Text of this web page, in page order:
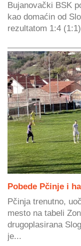
Bujanovački BSK
kao domaćin od
rezultatom 1:4
Pobede Pčinje i
Pčinja trenutno,
mesto na tabeli
drugoplasirana
je...